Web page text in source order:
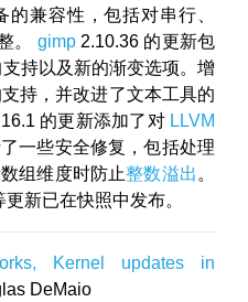
兼容性，包括对串行、
。 gimp2.10.36 的更新包
持以及新的渐变选项。增
持，并改进了文本工具的
的更新添加了对 LLVM
一些安全修复，包括处理
组维度时防止整数溢出 。
更新已在快照中发布。
Kernel updates in
DeMaio